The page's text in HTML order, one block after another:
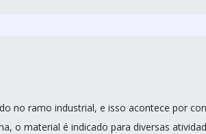
no ramo industrial, e isso acontece por
o material é indicado para diversas